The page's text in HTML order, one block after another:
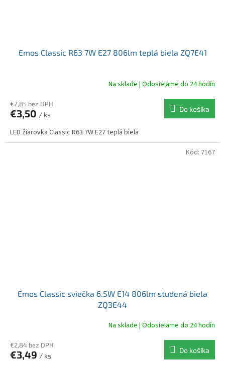
Emos Classic R63 7W E27 806lm teplá biela ZQ7E41
Na sklade | Odosielame do 24 hodín
€2,85 bez DPH
€3,50 / ks
Do košíka
LED žiarovka Classic R63 7W E27 teplá biela
Emos Classic sviečka 6.5W E14 806lm studená biela
ZQ3E44
Na sklade | Odosielame do 24 hodín
€2,84 bez DPH
€3,49 / ks
Do košíka
Kód: 7167